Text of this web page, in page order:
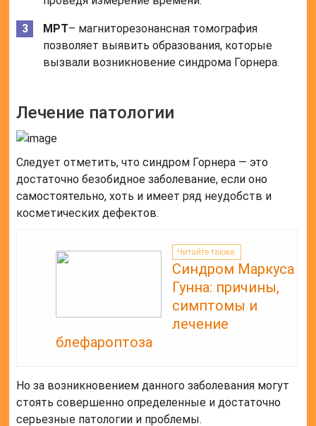
МРТ– магниторезонансная томография
позволяет выявить образования, которые
вызвали возникновение синдрома Горнера.
Лечение патологии
Следует отметить, что синдром Горнера — это
достаточно безобидное заболевание, если оно
самостоятельно, хоть и имеет ряд неудобств и
косметических дефектов.
Читайте также:
Синдром Маркуса
Гунна: причины,
симптомы и
лечение
блефароптоза
Но за возникновением данного заболевания могут
стоять совершенно определенные и достаточно
серьезные патологии и проблемы.